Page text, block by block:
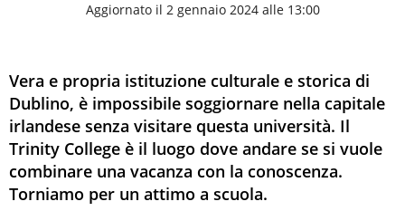
Aggiornato il 2 gennaio 2024 alle 13:00
Vera e propria istituzione culturale e storica di
Dublino, è impossibile soggiornare nella capitale
irlandese senza visitare questa università. Il
Trinity College è il luogo dove andare se si vuole
combinare una vacanza con la conoscenza.
Torniamo per un attimo a scuola.